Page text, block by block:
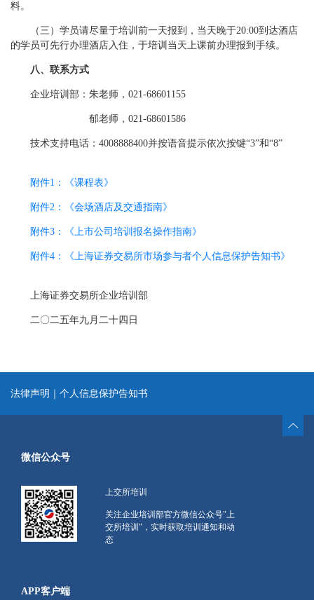
料。
（三）学员请尽量于培训前一天报到，当天晚于20:00到达酒店
的学员可先行办理酒店入住，于培训当天上课前办理报到手续。
八、联系方式
企业培训部：朱老师，021-68601155
郁老师，021-68601586
技术支持电话：4008888400并按语音提示依次按键“3”和“8”
附件1：《课程表》
附件2：《会场酒店及交通指南》
附件3：《上市公司培训报名操作指南》
附件4：《上海证券交易所市场参与者个人信息保护告知书》
上海证券交易所企业培训部
二〇二五年九月二十四日
法律声明 个人信息保护告知书
微信公众号
上交所培训
关注企业培训部官方微信公众号"上
交所培训"，实时获取培训通知和动
态
APP客户端